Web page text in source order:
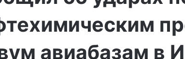
авиабазам в
на
к
Бойцы «БАРС-Сармат»
сбивают БПЛА ВСУ на
к городам ДНР